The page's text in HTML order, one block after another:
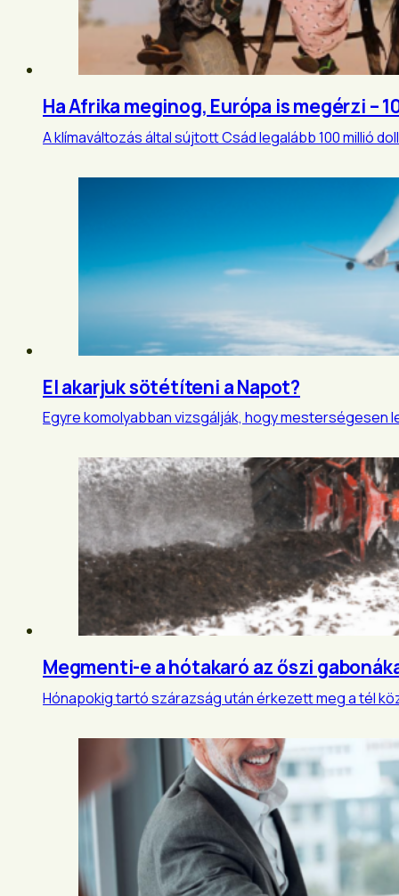
Ha Afrika meginog, Európa is megérzi –
A klímaváltozás által sújtott Csád legalább 100 millió
El akarjuk sötétíteni a Napot?
Egyre komolyabban vizsgálják, hogy mesterségesen
Megmenti-e a hótakaró az őszi
Hónapokig tartó szárazság után érkezett meg a tél